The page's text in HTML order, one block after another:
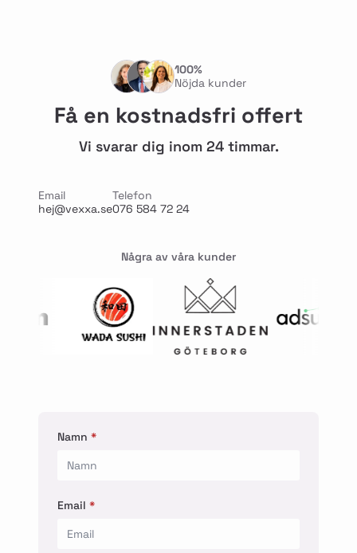
100%
Nöjda kunder
Få en kostnadsfri offert
Vi svarar dig inom 24 timmar.
Email
hej@vexxa.se
Telefon
076 584 72 24
Några av våra kunder
Namn *
Email *